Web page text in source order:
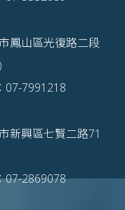
鳳山區光復路二段
07-7991218
新興區七賢二路71
07-2869078